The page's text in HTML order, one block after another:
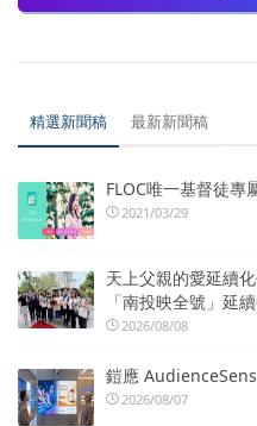
精選新聞稿 最新新聞稿
FLOC唯一基督徒專
2021/03/29
天上父親的愛延續
「南投映全號」延
2026/08/08
鎧應
2026/08/07